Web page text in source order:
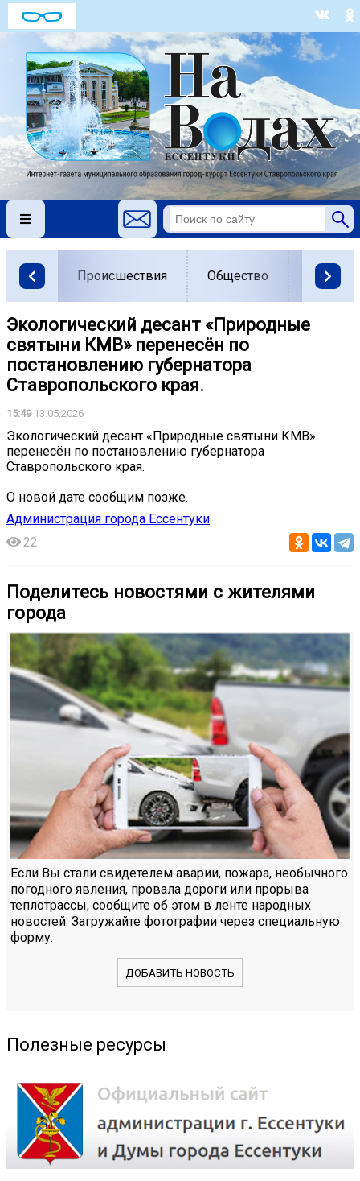
Происшествия Общество Власть
Экологический десант «Природные
святыни КМВ» перенесён по
постановлению губернатора
Ставропольского края.
15:4913.05.2026
Экологический десант «Природные святыни КМВ»
перенесён по постановлению губернатора
Ставропольского края.
О новой дате сообщим позже.
Администрация города Ессентуки
22
Поделитесь новостями с жителями
города
Если Вы стали свидетелем аварии, пожара, необычного
погодного явления, провала дороги или прорыва
теплотрассы, сообщите об этом в ленте народных
новостей. Загружайте фотографии через специальную
форму.
ДОБАВИТЬ НОВОСТЬ
Полезные ресурсы